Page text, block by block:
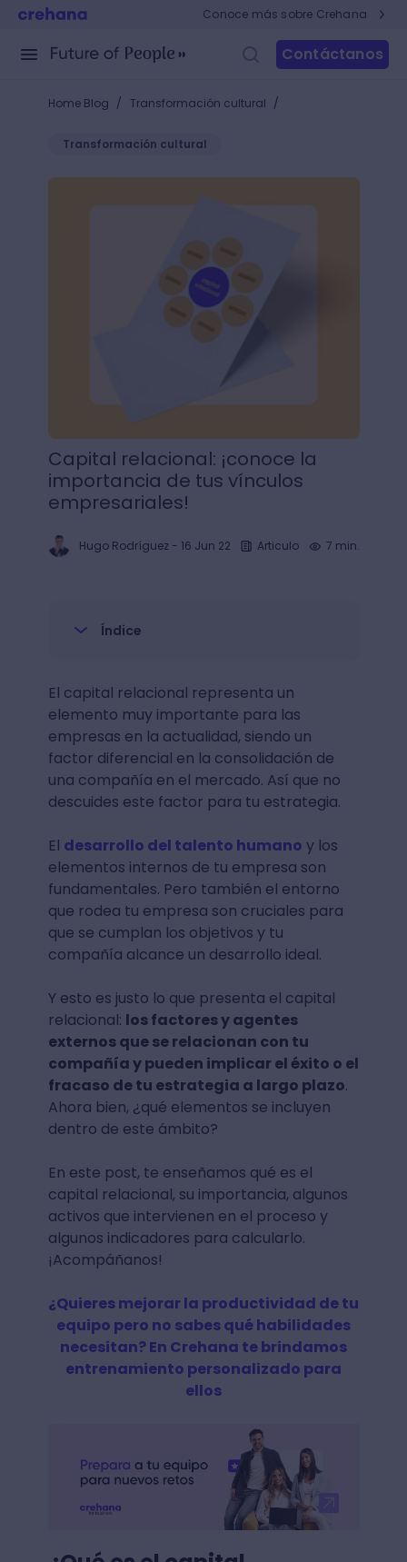
Conoce más sobre Crehana
Contáctanos
Home Blog / Transformación cultural /
Transformación cultural
Capital relacional: ¡conoce la importancia de tus
Capital relacional: ¡conoce la
importancia de tus vínculos
empresariales!
Hugo Rodríguez- 16 Jun 22 Articulo 7 min.
Índice
El capital relacional representa un
elemento muy importante para las
empresas en la actualidad, siendo un
factor diferencial en la consolidación de
una compañía en el mercado. Así que no
descuides este factor para tu estrategia.
El desarrollo del talento humano y los
elementos internos de tu empresa son
fundamentales. Pero también el entorno
que rodea tu empresa son cruciales para
que se cumplan los objetivos y tu
compañía alcance un desarrollo ideal.
Y esto es justo lo que presenta el capital
relacional: los factores y agentes
externos que se relacionan con tu
compañía y pueden implicar el éxito o el
fracaso de tu estrategia a largo plazo.
Ahora bien, ¿qué elementos se incluyen
dentro de este ámbito?
En este post, te enseñamos qué es el
capital relacional, su importancia, algunos
activos que intervienen en el proceso y
algunos indicadores para calcularlo.
¡Acompáñanos!
¿Quieres mejorar la productividad de tu
equipo pero no sabes qué habilidades
necesitan? En Crehana te brindamos
entrenamiento personalizado para
ellos